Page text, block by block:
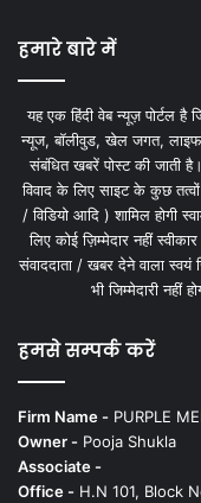
हमारे बारे में
यह एक हिंदी वेब न्यूज़ पोर्टल है
न्यूज, बॉलीवुड, खेल जगत,
संबंधित खबरें पोस्ट की जाती
विवाद के लिए साइट के कुछ तत्वों
/ विडियो आदि ) शामिल होगी
लिए कोई ज़िम्मेदार नहीं
संवाददाता / खबर देने वाला स्वयं
भी जिम्मेदारी नहीं
हमसे सम्पर्क करें
Firm Name - PURPLE
Owner - Pooja Shukla
Associate -
Office - H.N 101, Block